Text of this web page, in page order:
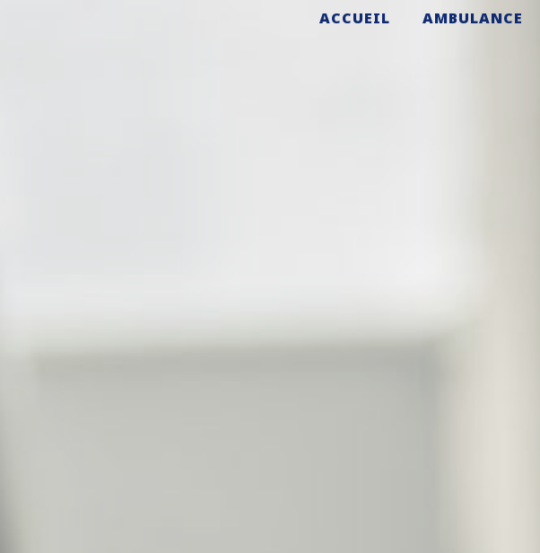
ACCUEIL AMBULANCE